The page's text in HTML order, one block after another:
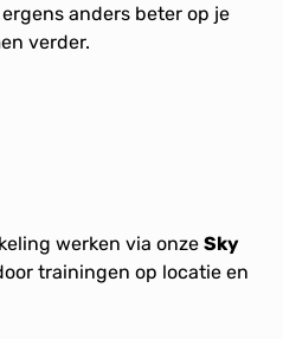
anders beter op je
verder.
werken via onze Sky
trainingen op locatie en